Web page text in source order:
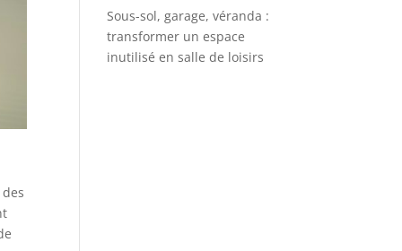
Sous-sol, garage, véranda :
transformer un espace
inutilisé en salle de loisirs